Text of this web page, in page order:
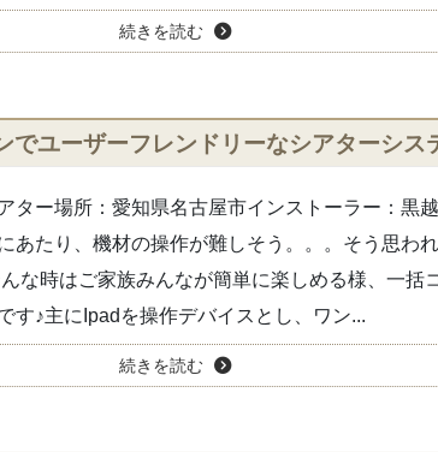
続きを読む
でユーザーフレンドリーなシアターシス
ター場所：愛知県名古屋市インストーラー：黒
あたり、機材の操作が難しそう。。。そう思わ
な時はご家族みんなが簡単に楽しめる様、一括
す♪主にIpadを操作デバイスとし、ワン...
続きを読む